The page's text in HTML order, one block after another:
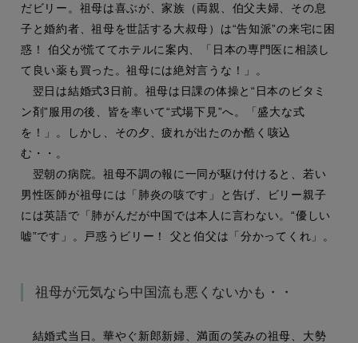
だビリー。祖母は喜ぶが、家族（両親、伯父夫婦、その息
子と婚約者、祖母を世話する大叔母）は“告知派”の来宅に困
惑！ 伯父が慌ててホテルに案内、「日本の専門医に相談し
て良い薬も買った。祖母には絶対言うな！」。
翌日は結婚式3日前。祖母は日課の体操と“日本のビタミ
ン剤”服用の後、皆を率いて“式場下見”へ。「盛大な式
を！」。しかし、その夕、疲れが出たのか酷く咳込
む・・。
翌朝の病院。祖母不調の報に一同が駆け付けると、若い
男性医師が祖母には「肺炎の咳です」と告げ、ビリー親子
には英語で「肺がんだが中国では本人に言わない。“優しい
嘘”です」。戸惑うビリー！ 父と伯父は「分かってくれ」。
祖母が元気なら中国流も悪くないかも・・
結婚式当日。華やぐ新郎新婦、満面の笑みの祖母、大勢